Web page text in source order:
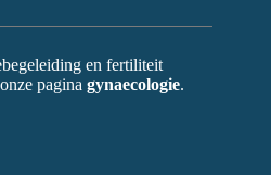
en fertiliteit
pagina gynaecologie.